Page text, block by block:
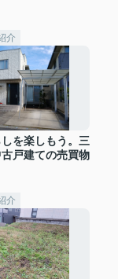
介
を楽しもう。三
戸建ての売買物
介